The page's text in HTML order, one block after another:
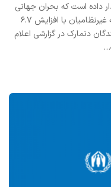
داده است که بحران جهانی
آوارگی به‌دلیل درگیری‌های مداوم و حملات به غیرنظامیان با افزایش ۶.۷
دنمارک در گزارشی اعلام